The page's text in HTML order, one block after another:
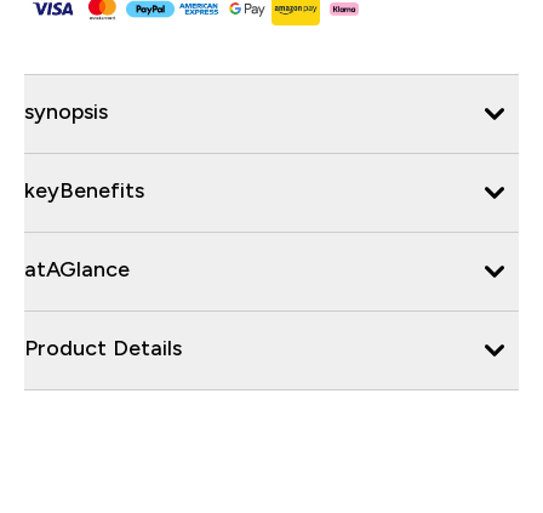
synopsis
keyBenefits
atAGlance
Product Details